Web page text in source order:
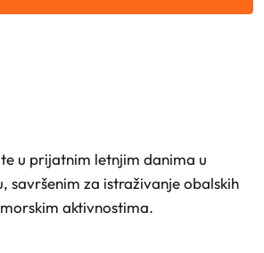
u prijatnim letnjim danima u
savršenim za istraživanje obalskih
aktivnostima.